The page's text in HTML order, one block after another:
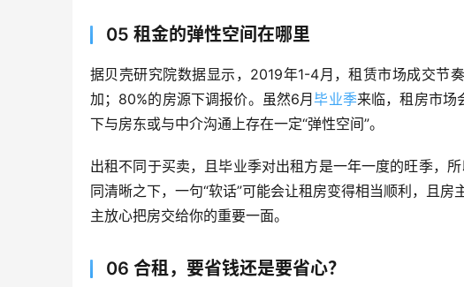
05 租金的弹性空间在哪里
据贝壳研究院数据显示，2019年1-4月，租赁市场成交节
加；80%的房源下调报价。虽然6月毕业季来临，租房市场
下与房东或与中介沟通上存在一定“弹性空间”。
出租不同于买卖，且毕业季对出租方是一年一度的旺季，
同清晰之下，一句“软话”可能会让租房变得相当顺利，且
主放心把房交给你的重要一面。
06 合租，要省钱还是要省心？